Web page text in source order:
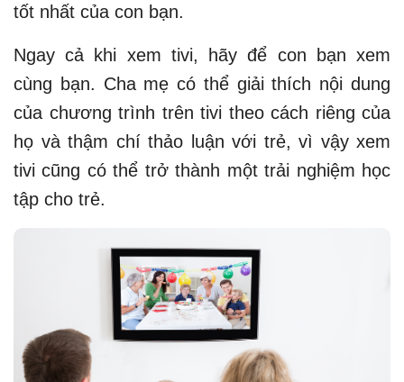
tốt nhất của con bạn.
Ngay cả khi xem tivi, hãy để con bạn xem
cùng bạn. Cha mẹ có thể giải thích nội dung
của chương trình trên tivi theo cách riêng của
họ và thậm chí thảo luận với trẻ, vì vậy xem
tivi cũng có thể trở thành một trải nghiệm học
tập cho trẻ.